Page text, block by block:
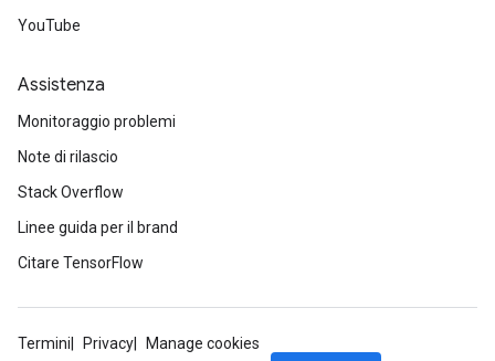
YouTube
Assistenza
Monitoraggio problemi
Note di rilascio
Stack Overflow
Linee guida per il brand
Citare TensorFlow
Termini Privacy
Manage cookies